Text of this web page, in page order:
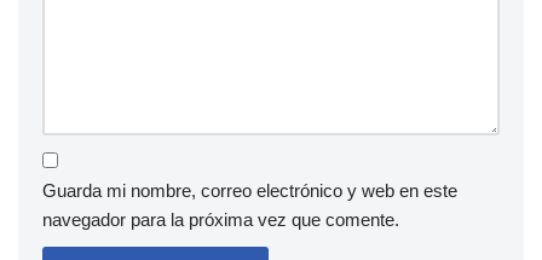
Guarda mi nombre, correo electrónico y web en este
navegador para la próxima vez que comente.